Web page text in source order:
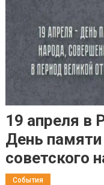
19 апреля в
День
советского
События